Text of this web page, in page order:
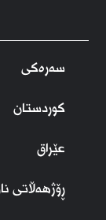
سەرەکی
کوردستان
عێراق
ڕۆژهەڵاتی